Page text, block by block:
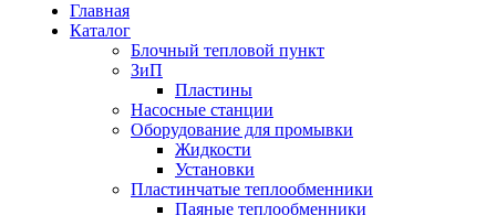
Главная
Каталог
Блочный тепловой пункт
ЗиП
Пластины
Насосные станции
Оборудование для промывки
Жидкости
Установки
Пластинчатые теплообменники
Паяные теплообменники